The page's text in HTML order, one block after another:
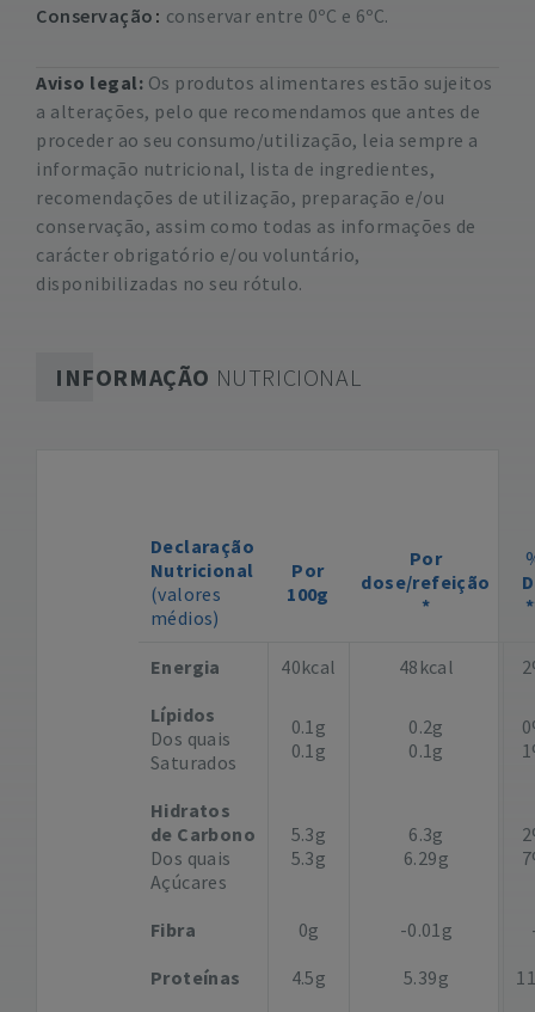
Conservação conservar entre 0ºC e 6ºC.
Aviso legal: Os produtos alimentares estão sujeitos
a alterações, pelo que recomendamos que antes de
proceder ao seu consumo/utilização, leia sempre a
informação nutricional, lista de ingredientes,
recomendações de utilização, preparação e/ou
conservação, assim como todas as informações de
carácter obrigatório e/ou voluntário,
disponibilizadas no seu rótulo.
INFORMAÇÃO NUTRICIONAL
Declaração
Nutricional
(valores
médios)
Por
100g
Por
dose/refeição
*
Energia 40kcal 48kcal
Lípidos
Dos quais
Saturados
0.1g
0.1g
0.2g
0.1g
Hidratos
de Carbono
Dos quais
Açúcares
5.3g
5.3g
6.3g
6.29g
Fibra 0g -0.01g
Proteínas
4.5g 5.39g